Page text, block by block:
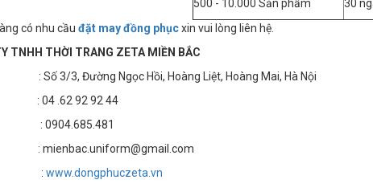
500 - 10.000 Sản phẩm
30
có nhu cầu đặt may đồng phụcxin vui lòng liên hệ.
TNHH THỜI TRANG ZETA MIỀN BẮC
3/3, Đường Ngọc Hồi, Hoàng Liệt, Hoàng Mai, Hà Nội
.62 92 92 44
: 0904.685.481
mienbac.uniform@gmail.com
: www.dongphuczeta.vn